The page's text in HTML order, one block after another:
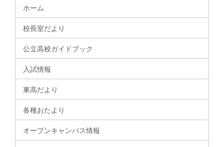
ホーム
校長室だより
公立高校ガイドブック
入試情報
東高だより
各種おたより
オープンキャンパス情報